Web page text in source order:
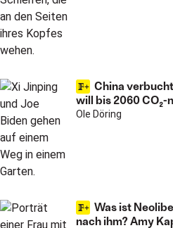
China
will bis 2060 CO₂-
Ole Döring
Was ist
nach ihm? Amy